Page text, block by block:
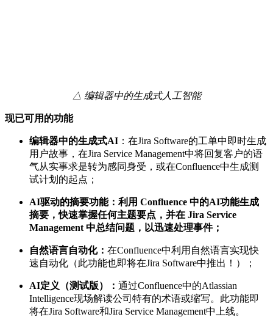
△ 编辑器中的生成式人工智能
现已可用的功能
编辑器中的生成式AI ：在Jira Software的工单中即时生成
用户故事，在Jira Service Management中将回复客户的语
气从实事求是转为感同身受，或在Confluence中生成测
试计划的起点；
AI驱动的摘要功能： 利用 Confluence 中的AI功能生成
摘要，快速掌握任何主题要点，并在 Jira Service
Management 中总结问题，以迅速处理事件；
自然语言自动化： 在Confluence中利用自然语言实现快
速自动化（此功能也即将在Jira Software中推出！）；
AI定义（测试版）： 通过Confluence中的Atlassian
Intelligence现场解读公司特有的术语或缩写。此功能即
将在Jira Software和Jira Service Management中上线。